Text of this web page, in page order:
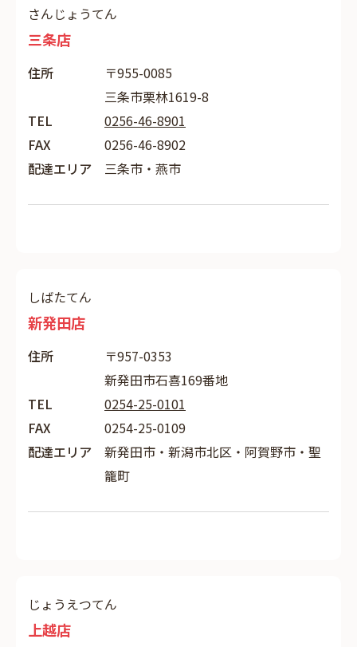
さんじょうてん
三条店
住所
〒955-0085
三条市栗林1619-8
TEL
0256-46-8901
FAX
0256-46-8902
配達エリア
三条市・燕市
しばたてん
新発田店
住所
〒957-0353
新発田市石喜169番地
TEL
0254-25-0101
FAX
0254-25-0109
配達エリア
新発田市・新潟市北区・阿賀野市・聖
籠町
じょうえつてん
上越店